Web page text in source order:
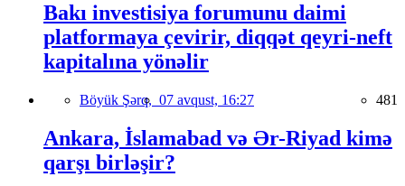
Bakı investisiya forumunu daimi
platformaya çevirir, diqqət qeyri-neft
kapitalına yönəlir
Böyük Şərq, 07 avqust, 16:27 481
Ankara, İslamabad və Ər-Riyad kimə
qarşı birləşir?